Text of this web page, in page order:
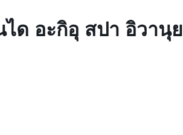
ด อะกิอุ สปา อิวานุ